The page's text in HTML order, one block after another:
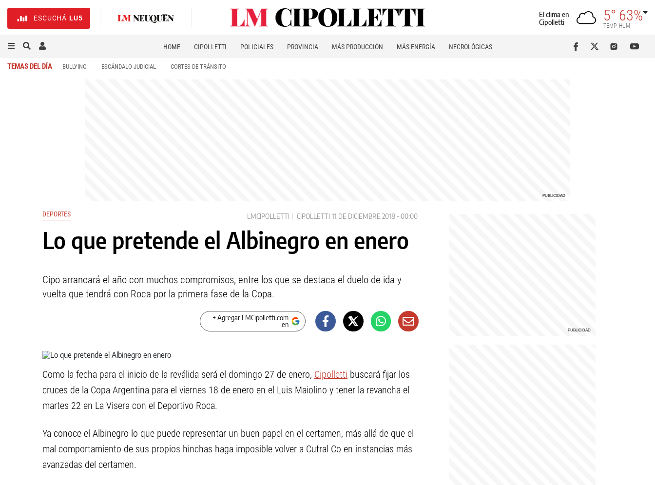
ESCUCHÁ LU5
El clima en
Cipolletti
5°
TEMP
63%
HUM
HOME CIPOLLETTI POLICIALES PROVINCIA MÁS PRODUCCIÓN MÁS ENERGÍA NECROLÓGICAS
TEMAS DEL DÍA BULLYING ESCÁNDALO JUDICIAL CORTES DE TRÁNSITO
DEPORTES LMCIPOLLETTI CIPOLLETTI 11 DE DICIEMBRE 2018 - 00:00
Lo que pretende el Albinegro en enero
Cipo arrancará el año con muchos compromisos, entre los que se destaca el duelo de ida y
vuelta que tendrá con Roca por la primera fase de la Copa.
+ Agregar LMCipolletti.com
en
Como la fecha para el inicio de la reválida será el domingo 27 de enero, Cipolletti buscará fijar los
cruces de la Copa Argentina para el viernes 18 de enero en el Luis Maiolino y tener la revancha el
martes 22 en La Visera con el Deportivo Roca.
Ya conoce el Albinegro lo que puede representar un buen papel en el certamen, más allá de que el
mal comportamiento de sus propios hinchas haga imposible volver a Cutral Co en instancias más
avanzadas del certamen.